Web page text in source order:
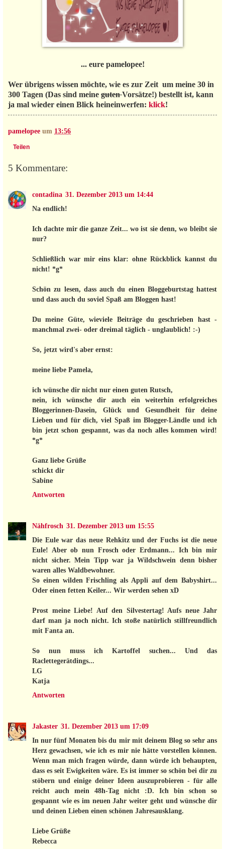
... eure pamelopee!
Wer übrigens wissen möchte, wie es zur Zeit um meine 30 in
300 Tagen (Das sind meine gutenVorsätze!) bestellt ist, kann
ja mal wieder einen Blick heineinwerfen: klick!
pamelopee um 13:56
Teilen
5 Kommentare:
contadina 31. Dezember 2013 um 14:44
Na endlich!
Ich dachte mir die ganze Zeit... wo ist sie denn, wo bleibt sie
nur?
Schließlich war mir eins klar: ohne Rückblick kannst du
nicht! *g*
Schön zu lesen, dass auch du einen Bloggeburtstag hattest
und dass auch du soviel Spaß am Bloggen hast!
Du meine Güte, wieviele Beiträge du geschrieben hast -
manchmal zwei- oder dreimal täglich - unglaublich! :-)
So, jetzt wird's aber ernst:
meine liebe Pamela,
ich wünsche dir nicht nur einen guten Rutsch,
nein, ich wünsche dir auch ein weiterhin erfolgreiches
Bloggerinnen-Dasein, Glück und Gesundheit für deine
Lieben und für dich, viel Spaß im Blogger-Ländle und ich
bin jetzt schon gespannt, was da noch alles kommen wird!
*g*
Ganz liebe Grüße
schickt dir
Sabine
Antworten
Nähfrosch 31. Dezember 2013 um 15:55
Die Eule war das neue Rehkitz und der Fuchs ist die neue
Eule! Aber ob nun Frosch oder Erdmann... Ich bin mir
nicht sicher. Mein Tipp war ja Wildschwein denn bisher
waren alles Waldbewohner.
So einen wilden Frischling als Appli auf dem Babyshirt...
Oder einen fetten Keiler... Wir werden sehen xD
Prost meine Liebe! Auf den Silvestertag! Aufs neue Jahr
darf man ja noch nicht. Ich stoße natürlich stillfreundlich
mit Fanta an.
So nun muss ich Kartoffel suchen... Und das
Raclettegerätdings...
LG
Katja
Antworten
Jakaster 31. Dezember 2013 um 17:09
In nur fünf Monaten bis du mir mit deinem Blog so sehr ans
Herz gewachsen, wie ich es mir nie hätte vorstellen können.
Wenn man mich fragen würde, dann würde ich behaupten,
dass es seit Ewigkeiten wäre. Es ist immer so schön bei dir zu
stöbern und einige deiner Ideen auszuprobieren - für alle
reicht auch mein 48h-Tag nicht :D. Ich bin schon so
gespannt wie es im neuen Jahr weiter geht und wünsche dir
und deinen Lieben einen schönen Jahresausklang.
Liebe Grüße
Rebecca